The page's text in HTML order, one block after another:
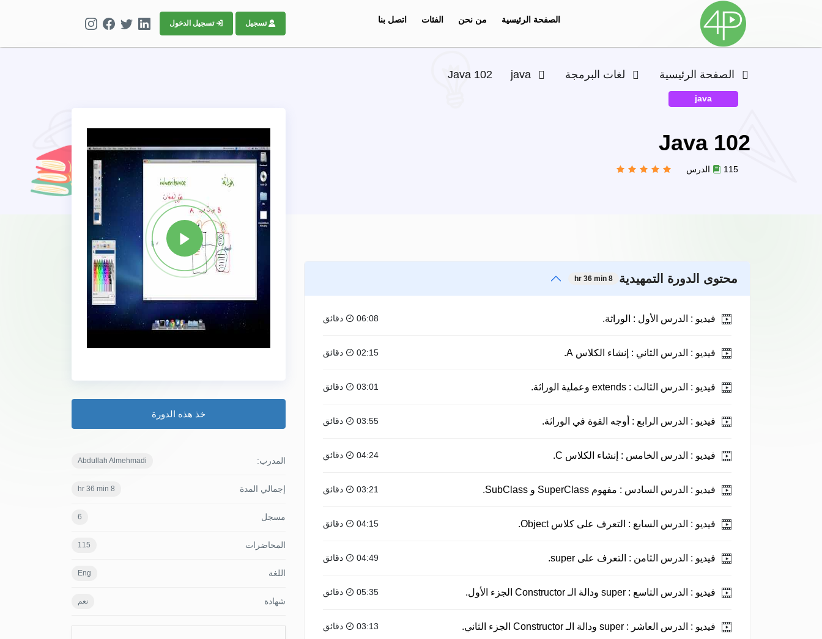
الصفحة الرئيسية من نحن الفئات اتصل بنا تسجيل تسجيل الدخول
الصفحة الرئيسية لغات البرمجة java
Java 102
java
Java 102
115 الدرس
محتوى الدورة التمهيدية 8 hr 36 min
فيديو : الدرس الأول : الوراثة. 06:08 دقائق
فيديو : الدرس الثاني : إنشاء الكلاس A. 02:15 دقائق
فيديو : الدرس الثالث : extends وعملية الوراثة. 03:01 دقائق
فيديو : الدرس الرابع : أوجه القوة في الوراثة. 03:55 دقائق
فيديو : الدرس الخامس : إنشاء الكلاس C. 04:24 دقائق
فيديو : الدرس السادس : مفهوم SuperClass و SubClass. 03:21 دقائق
فيديو : الدرس السابع : التعرف على كلاس Object. 04:15 دقائق
فيديو : الدرس الثامن : التعرف على super. 04:49 دقائق
فيديو : الدرس التاسع : super ودالة الـ Constructor الجزء الأول. 05:35 دقائق
فيديو : الدرس العاشر : super ودالة الـ Constructor الجزء الثاني. 03:13 دقائق
خذ هذه الدورة
المدرب: Abdullah Almehmadi
إجمالي المدة 8 hr 36 min
مسجل 6
المحاضرات 115
اللغة Eng
شهادة نعم